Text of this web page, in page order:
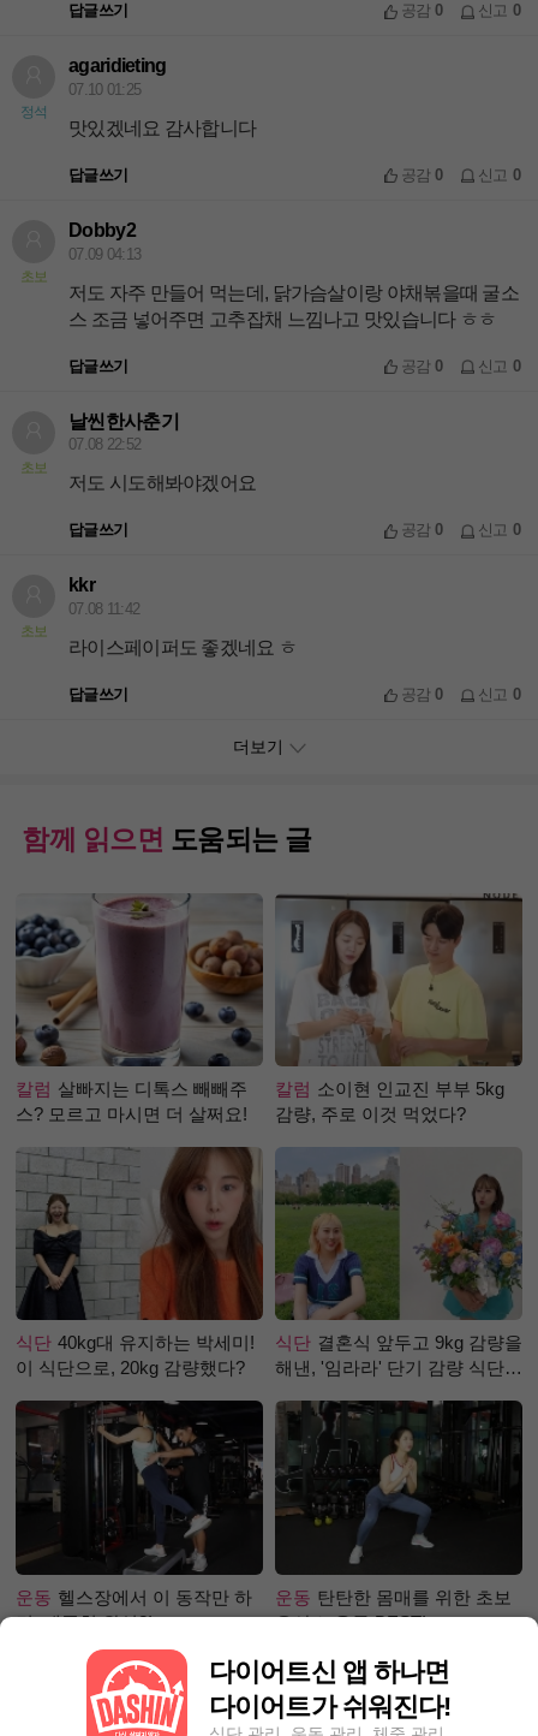
답글쓰기 공감0 신고 0
정석
agaridieting
07.10 01:25
맛있겠네요 감사합니다
답글쓰기 공감0 신고 0
초보
Dobby2
07.09 04:13
저도 자주 만들어 먹는데, 닭가슴살이랑 야채볶을때 굴소
스 조금 넣어주면 고추잡채 느낌나고 맛있습니다 ㅎㅎ
답글쓰기 공감0 신고 0
초보
날씬한사춘기
07.08 22:52
저도 시도해봐야겠어요
답글쓰기 공감0 신고 0
초보
kkr
07.08 11:42
라이스페이퍼도 좋겠네요 ㅎ
답글쓰기 공감0 신고 0
더보기
함께 읽으면 도움되는 글
칼럼 살빠지는 디톡스 빼빼주
스? 모르고 마시면 더 살쩌요!
칼럼 소이현 인교진 부부 5kg
감량, 주로 이것 먹었다?
식단 40kg대 유지하는 박세미!
이 식단으로, 20kg 감량했다?
식단 결혼식 앞두고 9kg 감량을
해낸, '임라라' 단기 감량 식단
운동 헬스장에서 이 동작만 하
면, 애플힙 완성?!
운동 탄탄한 몸매를 위한 초보
유산소 운동 BEST!
다이어트신 앱 하나면
다이어트가 쉬워진다!